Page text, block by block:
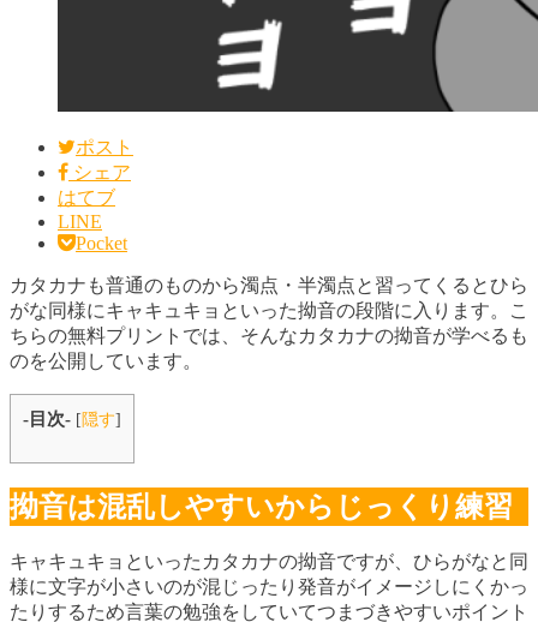
ポスト
シェア
はてブ
LINE
Pocket
カタカナも普通のものから濁点・半濁点と習ってくるとひら
がな同様にキャキュキョといった拗音の段階に入ります。こ
ちらの無料プリントでは、そんなカタカナの拗音が学べるも
のを公開しています。
-目次- [ 隠す]
拗音は混乱しやすいからじっくり練習
キャキュキョといったカタカナの拗音ですが、ひらがなと同
様に文字が小さいのが混じったり発音がイメージしにくかっ
たりするため言葉の勉強をしていてつまづきやすいポイント